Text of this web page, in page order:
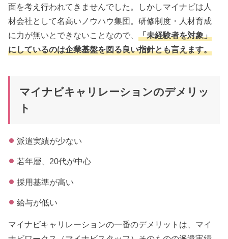
面を考え行われてきませんでした。しかしマイナビは人
材会社として名高いノウハウ集団。研修制度・人材育成
に力が無いとできないことなので、「未経験者を対象」
にしているのは企業基盤を図る良い指針とも言えます。
マイナビキャリレーションのデメリッ
ト
派遣実績が少ない
若年層、20代が中心
採用基準が高い
給与が低い
マイナビキャリレーションの一番のデメリットは、マイ